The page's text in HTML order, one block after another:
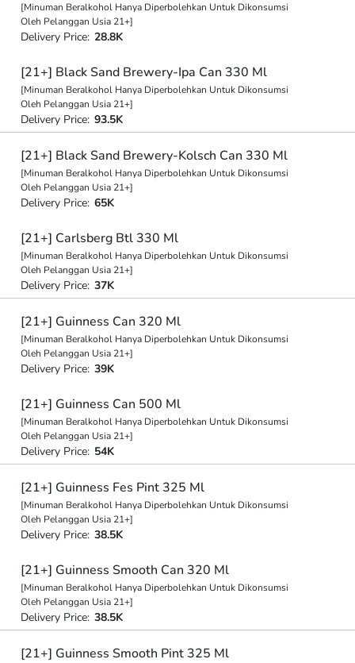
[Minuman Beralkohol Hanya Diperbolehkan Untuk Dikonsumsi
Oleh Pelanggan Usia 21+]
Delivery Price: 28.8K
[21+] Black Sand Brewery-Ipa Can 330 Ml
[Minuman Beralkohol Hanya Diperbolehkan Untuk Dikonsumsi
Oleh Pelanggan Usia 21+]
Delivery Price: 93.5K
[21+] Black Sand Brewery-Kolsch Can 330 Ml
[Minuman Beralkohol Hanya Diperbolehkan Untuk Dikonsumsi
Oleh Pelanggan Usia 21+]
Delivery Price: 65K
[21+] Carlsberg Btl 330 Ml
[Minuman Beralkohol Hanya Diperbolehkan Untuk Dikonsumsi
Oleh Pelanggan Usia 21+]
Delivery Price: 37K
[21+] Guinness Can 320 Ml
[Minuman Beralkohol Hanya Diperbolehkan Untuk Dikonsumsi
Oleh Pelanggan Usia 21+]
Delivery Price: 39K
[21+] Guinness Can 500 Ml
[Minuman Beralkohol Hanya Diperbolehkan Untuk Dikonsumsi
Oleh Pelanggan Usia 21+]
Delivery Price: 54K
[21+] Guinness Fes Pint 325 Ml
[Minuman Beralkohol Hanya Diperbolehkan Untuk Dikonsumsi
Oleh Pelanggan Usia 21+]
Delivery Price: 38.5K
[21+] Guinness Smooth Can 320 Ml
[Minuman Beralkohol Hanya Diperbolehkan Untuk Dikonsumsi
Oleh Pelanggan Usia 21+]
Delivery Price: 38.5K
[21+] Guinness Smooth Pint 325 Ml